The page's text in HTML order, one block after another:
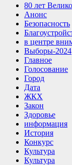
80 лет
Анонс
Безопасность
в центре
Выборы-2024
Главное
Голосование
Город
Дата
ЖКХ
Закон
Здоровье
информация
История
Конкурс
Культура
Культура